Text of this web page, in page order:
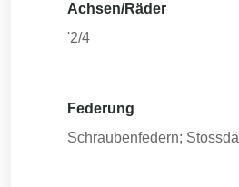
Achsen/Räder
'2/4
Federung
Schraubenfedern;